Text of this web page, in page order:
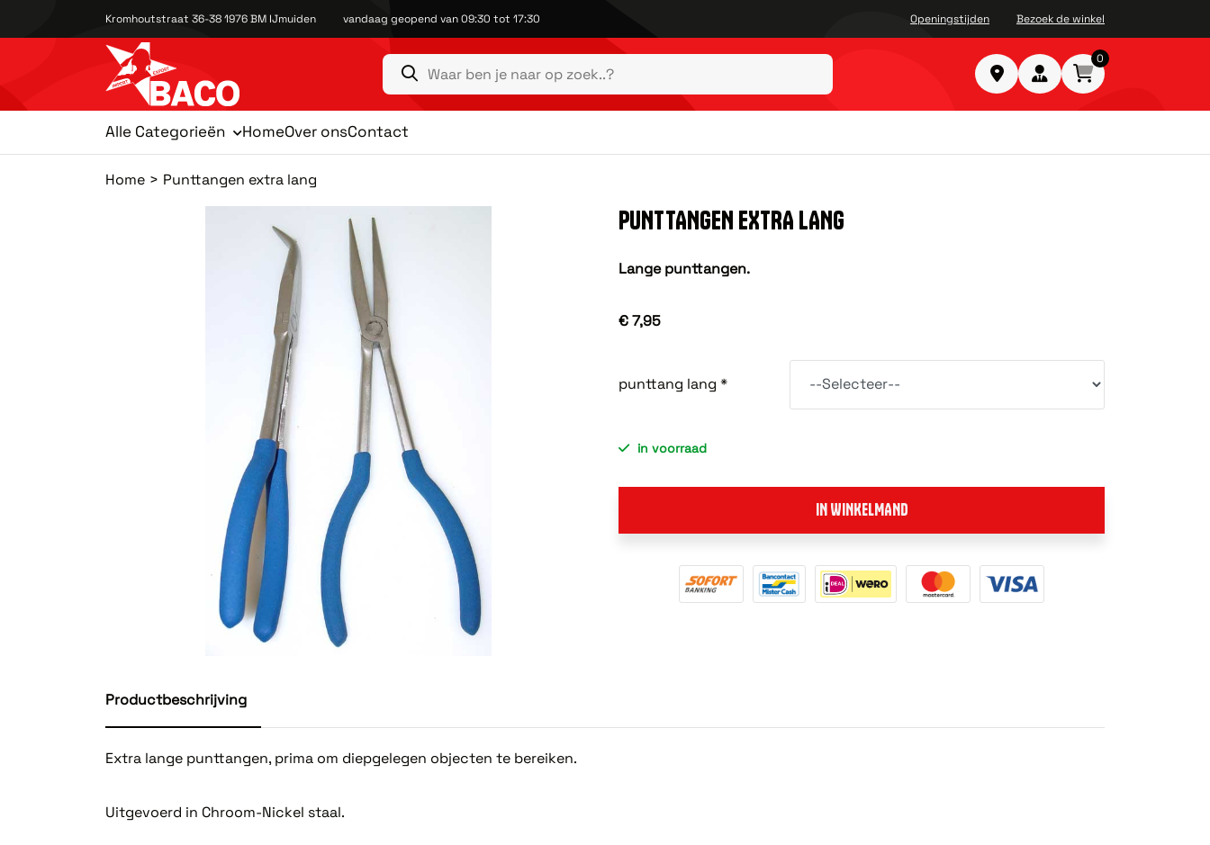
Kromhoutstraat 36-38 1976 BM IJmuiden vandaag geopend van 09:30 tot 17:30 Openingstijden Bezoek de winkel
0
Alle Categorieën HomeOver onsContact
Home Punttangen extra lang
PUNTTANGEN EXTRA LANG
Lange punttangen.
€ 7,95
punttang lang *
in voorraad
IN WINKELMAND
Productbeschrijving
Extra lange punttangen, prima om diepgelegen objecten te bereiken.
Uitgevoerd in Chroom-Nickel staal.